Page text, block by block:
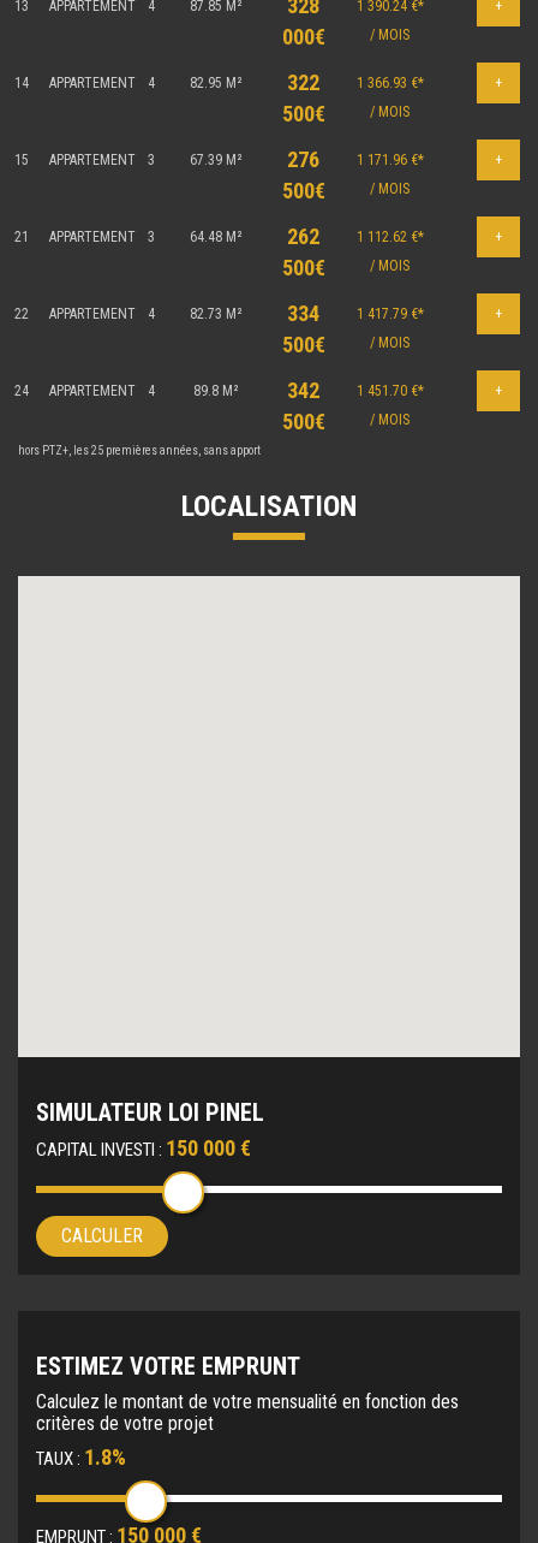
13 APPARTEMENT 4 87.85 M²
328
000€
1 390.24 €*
/ MOIS
+
14 APPARTEMENT 4 82.95 M²
322
500€
1 366.93 €*
/ MOIS
+
15 APPARTEMENT 3 67.39 M²
276
500€
1 171.96 €*
/ MOIS
+
21 APPARTEMENT 3 64.48 M²
262
500€
1 112.62 €*
/ MOIS
+
22 APPARTEMENT 4 82.73 M²
334
500€
1 417.79 €*
/ MOIS
+
24 APPARTEMENT 4 89.8 M²
342
500€
1 451.70 €*
/ MOIS
+
hors PTZ+, les 25 premières années, sans apport
LOCALISATION
SIMULATEUR LOI PINEL
CAPITAL INVESTI : 150 000 €
CALCULER
ESTIMEZ VOTRE EMPRUNT
Calculez le montant de votre mensualité en fonction des
critères de votre projet
TAUX : 1.8%
EMPRUNT : 150 000 €